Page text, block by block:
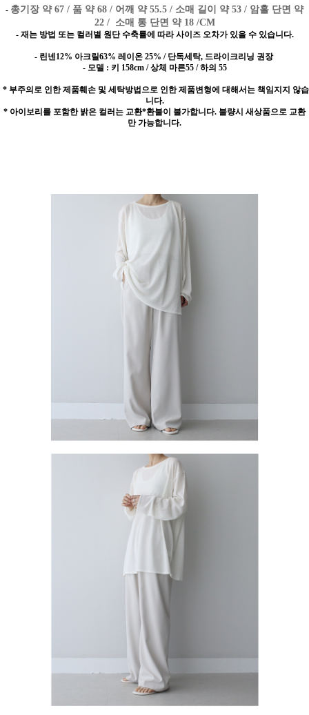
- 총기장 약 67 / 품 약 68 / 어깨 약 55.5 / 소매 길이 약 53 / 암홀 단면 약
22 / 소매 통 단면 약 18 /CM
- 재는 방법 또는 컬러별 원단 수축률에 따라 사이즈 오차가 있을 수 있습니다.
- 린넨12% 아크릴63% 레이온 25% / 단독세탁, 드라이크리닝 권장
- 모델 : 키 158cm / 상체 마른55 / 하의 55
* 부주의로 인한 제품훼손 및 세탁방법으로 인한 제품변형에 대해서는 책임지지 않습
니다.
* 아이보리를 포함한 밝은 컬러는 교환*환불이 불가합니다. 불량시 새상품으로 교환
만 가능합니다.